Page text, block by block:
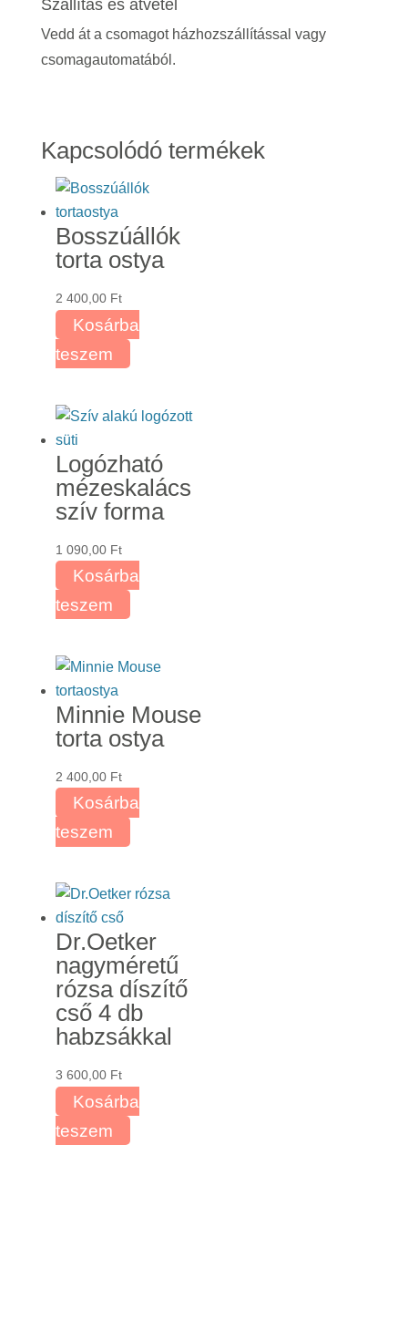
Szállítás és átvétel
Vedd át a csomagot házhozszállítással vagy
csomagautomatából.
Kapcsolódó termékek
Bosszúállók
torta ostya
2 400,00 Ft
Kosárba
teszem
Logózható
mézeskalács
szív forma
1 090,00 Ft
Kosárba
teszem
Minnie Mouse
torta ostya
2 400,00 Ft
Kosárba
teszem
Dr.Oetker
nagyméretű
rózsa díszítő
cső 4 db
habzsákkal
3 600,00 Ft
Kosárba
teszem